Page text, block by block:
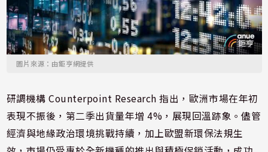
圖片來源：由鉅亨網提供
研調機構 Counterpoint Research 指出，歐洲市場在年初
表現不振後，第二季出貨量年增 4%，展現回溫跡象。儘管
經濟與地緣政治環境挑戰持續，加上歐盟新環保法規生